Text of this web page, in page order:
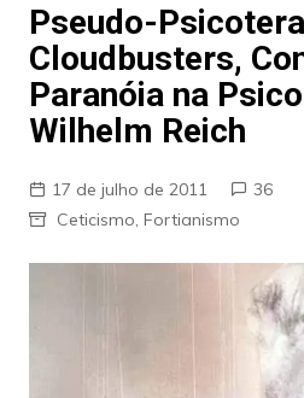
Pseudo-
Cloudbusters,
Paranóia na
Wilhelm Reich
17 de julho de 2011
36
Ceticismo Fortianismo